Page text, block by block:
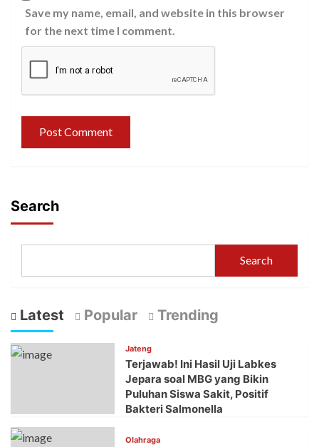
Save my name, email, and website in this browser
for the next time I comment.
Search
Search
Latest Popular Trending
Jateng
Terjawab! Ini Hasil Uji Labkes
Jepara soal MBG yang Bikin
Puluhan Siswa Sakit, Positif
Bakteri Salmonella
Olahraga